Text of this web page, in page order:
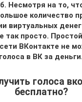
Несмотря на то,
количество
виртуальных
так просто.
ВКонтакте не
голоса в ВК за деньги.
голоса
бесплатно?